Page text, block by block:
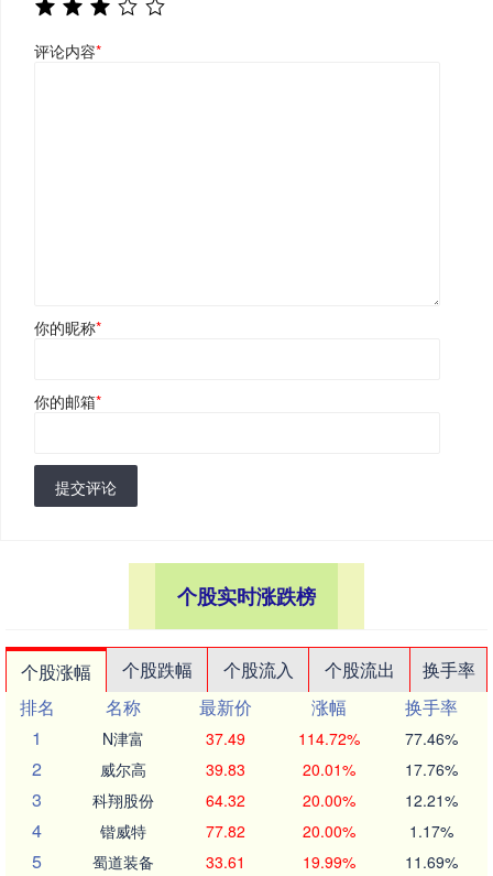
评论内容*
你的昵称*
你的邮箱*
提交评论
个股实时涨跌榜
个股涨幅 个股跌幅 个股流入 个股流出
换手率
排名
名称 最新价 涨幅
换手率
1
N津富 37.49 114.72% 77.46%
2 威尔高 39.83 20.01% 17.76%
3 科翔股份 64.32 20.00% 12.21%
4 锴威特 77.82 20.00% 1.17%
5 蜀道装备 33.61 19.99% 11.69%